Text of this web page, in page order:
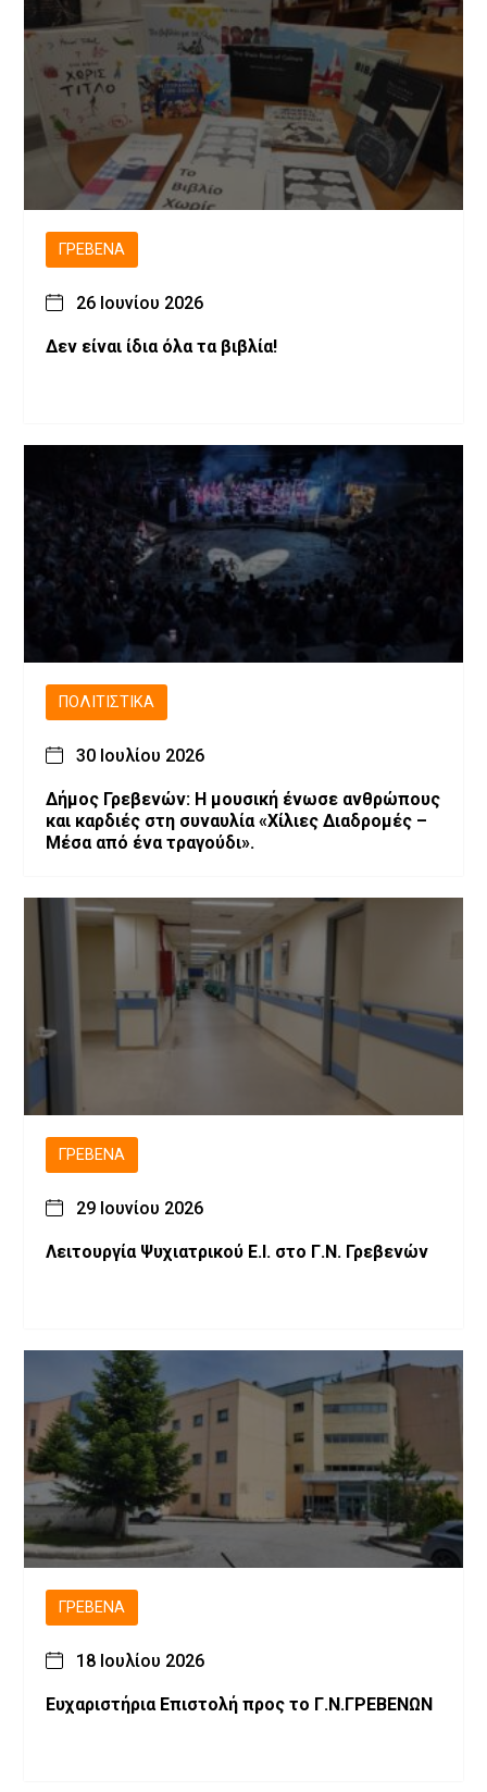
ΓΡΕΒΕΝΆ
26 Ιουνίου 2026
Δεν είναι ίδια όλα τα βιβλία!
ΠΟΛΙΤΙΣΤΙΚΆ
30 Ιουλίου 2026
Δήμος Γρεβενών: Η μουσική ένωσε ανθρώπους
και καρδιές στη συναυλία «Χίλιες Διαδρομές –
Μέσα από ένα τραγούδι».
ΓΡΕΒΕΝΆ
29 Ιουνίου 2026
Λειτουργία Ψυχιατρικού Ε.Ι. στο Γ.Ν. Γρεβενών
ΓΡΕΒΕΝΆ
18 Ιουλίου 2026
Ευχαριστήρια Επιστολή προς το Γ.Ν.ΓΡΕΒΕΝΩΝ